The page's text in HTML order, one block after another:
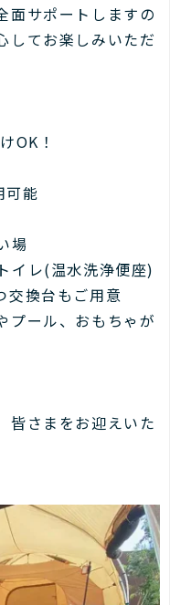
面サポートしますの
してお楽しみいただ
OK！
可能
場
イレ(温水洗浄便座)
交換台もご用意
プール、おもちゃが
皆さまをお迎えいた